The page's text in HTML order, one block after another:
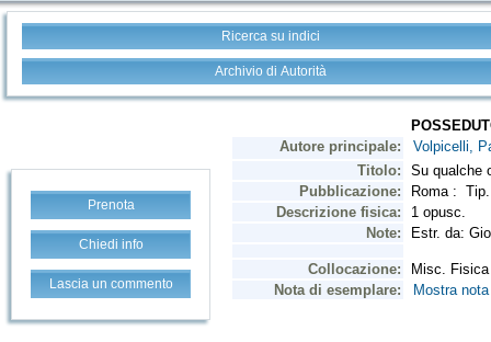
Ricerca su indici
Archivio di Autorità
Prenota
Chiedi info
Lascia un commento